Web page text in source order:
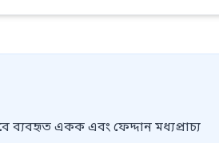
একক এবং ফেদ্দান মধ্যপ্রাচ্য